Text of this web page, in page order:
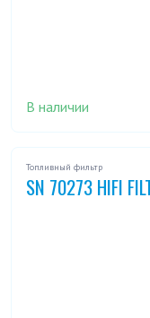
В наличии
Топливный фильтр
SN 70273 HIFI